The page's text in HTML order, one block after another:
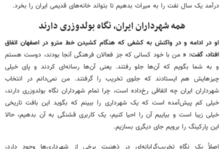
درآمد یک سال نفت را به میراث بدهیم تا بتواند خانه‌های قدیمی ایران را بخرد.
همه شهرداران ایران، نگاه بولدوزری دارند
او در ادامه و در واکنش به کشفی که هنگام کشیدن خط مترو در اصفهان اتفاق
افتاد، گفت: « من با خود کسانی که جز فعالان فرهنگی آنجا بودند، دوست هستم
و به شما بگویم که آن‌ها جلو رفتند. یعنی آن‌ها رسانه‌ای کردند و پای خیلی
چیزهایش هم ایستادند که جلوی تخریب را گرفتند. من نمی‌دانم در انتخاب
شهرداران ایران چه اتفاقی رخ‌داده است، چرا تمام شهرداران نگاه بولدوزری دارند،
خیلی کم پیش‌آمده است که یک شهرداری را ببینم که بگوید این بافت تاریخی
خیلی زیبا است و بیاییم آن را احیا کنیم، یک کاربری قشنگی به آن بدهیم، حالا
این پارکینگ را برویم جای دیگری بسازیم.
اصلاً یک نگاه تخریب‌گرایانه‌ای در ذهنیت برخی از شهرداری‌ها وجود دارد،